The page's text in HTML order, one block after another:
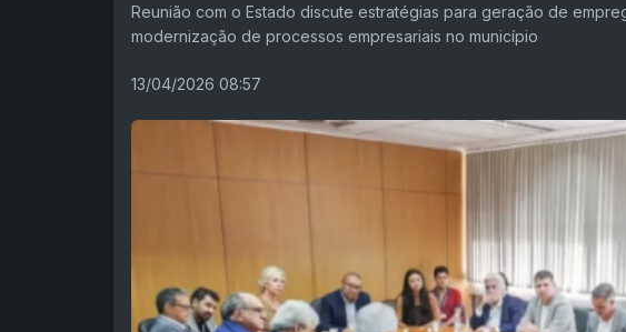
Reunião com o Estado discute estratégias para geração de
modernização de processos empresariais no município
13/04/2026 08:57